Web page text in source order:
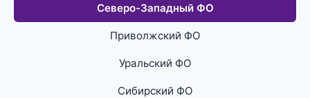
Северо-Западный ФО
Приволжский ФО
Уральский ФО
Сибирский ФО